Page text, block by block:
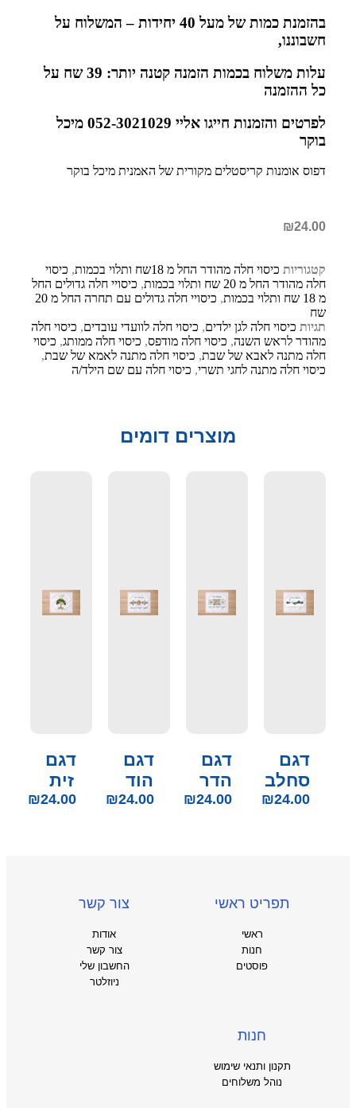
בהזמנת כמות של מעל 40 יחידות – המשלוח על
חשבוננו,
עלות משלוח בכמות הזמנה קטנה יותר: 39 שח על
כל ההזמנה
לפרטים והזמנות חייגו אליי 052-3021029 מיכל
בוקר
דפוס אומנות קריסטלים מקורית של האמנית מיכל בוקר
₪24.00
קטגוריות כיסוי חלה מהודר החל מ 18שח ותלוי בכמות , כיסוי
חלה מהודר החל מ 20 שח ותלוי בכמות
, כיסויי חלה גדולים החל
מ 18 שח ותלוי בכמות
,
כיסויי חלה גדולים עם תחרה החל מ 20
שח
תגיות כיסוי חלה לגן ילדים, כיסוי חלה לוועדי עובדים, כיסוי חלה
מהודר לראש השנה, כיסוי חלה מודפס, כיסוי חלה ממותג, כיסוי
חלה מתנה לאבא של שבת, כיסוי חלה מתנה לאמא של שבת,
כיסוי חלה מתנה לחגי תשרי, כיסוי חלה עם שם הילד/ה
מוצרים דומים
דגם
סחלב
₪24.00
דגם
הדר
₪24.00
דגם
הוד
₪24.00
דגם
זית
₪24.00
תפריט ראשי
ראשי
חנות
פוסטים
צור קשר
אודות
צור קשר
החשבון שלי
ניוזלטר
חנות
תקנון ותנאי שימוש
נוהל משלוחים